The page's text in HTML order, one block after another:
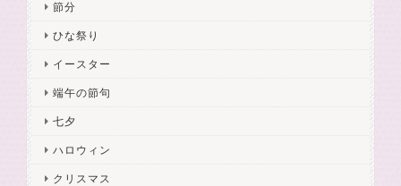
節分
ひな祭り
イースター
端午の節句
七夕
ハロウィン
クリスマス